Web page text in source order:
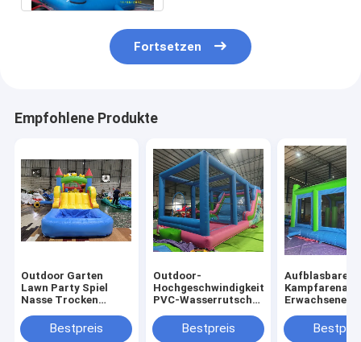
Fortsetzen
Empfohlene Produkte
Outdoor Garten
Lawn Party Spiel
Nasse Trocken
Sprunghaus Combo
Hindernisplatz mit
Bestpreis
Outdoor-
Hochgeschwindigkeits-
PVC-Wasserrutsche
AufblasenBestpreis
Aufblasbare
Kampfarena
Erwachsene
Aufblasbare
Gladiatoren